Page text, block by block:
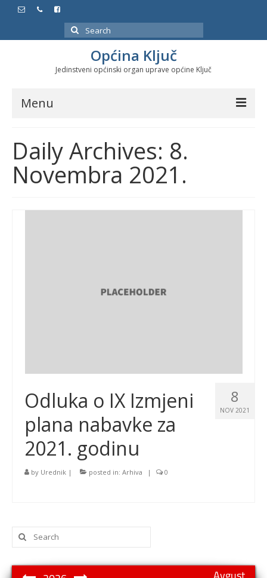
Search
for:
Općina Ključ
Jedinstveni općinski organ uprave općine Ključ
Menu
Službeni glasnici
Javne nabavke
Značajni datumi i manifestacije
Daily Archives: 8.
Novembra 2021.
8
NOV 2021
Odluka o IX Izmjeni
plana nabavke za
2021. godinu
by Urednik | posted in: Arhiva | 0
Search
for: